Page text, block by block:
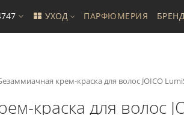
УХОД ПАРФЮМЕРИЯ
крем-краска для волос JOICO
краска для волос